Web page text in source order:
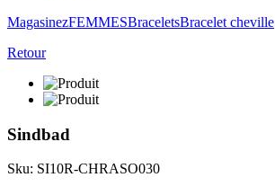
MagasinezFEMMESBraceletsBracelet cheville
Retour
Sindbad
Sku: SI10R-CHRASO030